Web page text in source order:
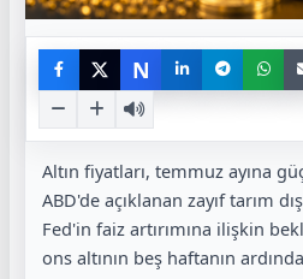
N
Altın fiyatları, temmuz ayına
ABD'de açıklanan zayıf tarım
Fed'in faiz artırımına ilişkin
ons altının beş haftanın